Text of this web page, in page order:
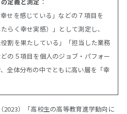
せを感じている」などの７項目を
らく幸せ実感）」として測定し、
割を果たしている」「担当した業務
の５項目を個人のジョブ・パフォー
全体分布の中でともに高い層を「幸
2023）「高校生の高等教育進学動向に